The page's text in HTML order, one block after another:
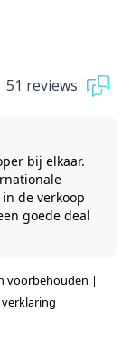
51 reviews
bij elkaar.
de verkoop
goede deal
voorbehouden |
verklaring